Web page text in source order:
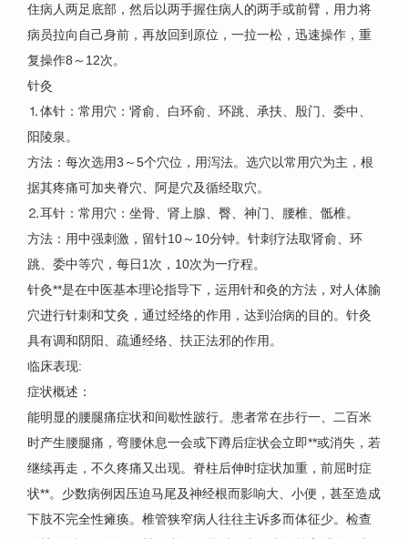
住病人两足底部，然后以两手握住病人的两手或前臂，用力将
病员拉向自己身前，再放回到原位，一拉一松，迅速操作，重
复操作8～12次。
针灸
⒈体针：常用穴：肾俞、白环俞、环跳、承扶、殷门、委中、
阳陵泉。
方法：每次选用3～5个穴位，用泻法。选穴以常用穴为主，根
据其疼痛可加夹脊穴、阿是穴及循经取穴。
⒉耳针：常用穴：坐骨、肾上腺、臀、神门、腰椎、骶椎。
方法：用中强刺激，留针10～10分钟。针刺疗法取肾俞、环
跳、委中等穴，每日1次，10次为一疗程。
针灸**是在中医基本理论指导下，运用针和灸的方法，对人体腧
穴进行针刺和艾灸，通过经络的作用，达到治病的目的。针灸
具有调和阴阳、疏通经络、扶正法邪的作用。
临床表现:
症状概述：
能明显的腰腿痛症状和间歇性跛行。患者常在步行一、二百米
时产生腰腿痛，弯腰休息一会或下蹲后症状会立即**或消失，若
继续再走，不久疼痛又出现。脊柱后伸时症状加重，前屈时症
状**。少数病例因压迫马尾及神经根而影响大、小便，甚至造成
下肢不完全性瘫痪。椎管狭窄病人往往主诉多而体征少。检查